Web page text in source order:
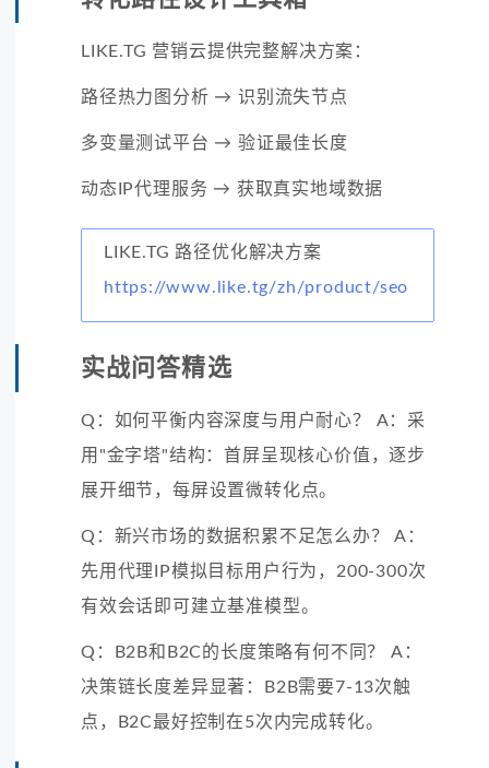
LIKE.TG 营销云提供完整解决方案：
路径热力图分析 → 识别流失节点
多变量测试平台 → 验证最佳长度
动态IP代理服务 → 获取真实地域数据
LIKE.TG 路径优化解决方案
https://www.like.tg/zh/product/seo
实战问答精选
Q：如何平衡内容深度与用户耐心？ A：采
用"金字塔"结构：首屏呈现核心价值，逐步
展开细节，每屏设置微转化点。
Q：新兴市场的数据积累不足怎么办？ A：
先用代理IP模拟目标用户行为，200-300次
有效会话即可建立基准模型。
Q：B2B和B2C的长度策略有何不同？ A：
决策链长度差异显著：B2B需要7-13次触
点，B2C最好控制在5次内完成转化。